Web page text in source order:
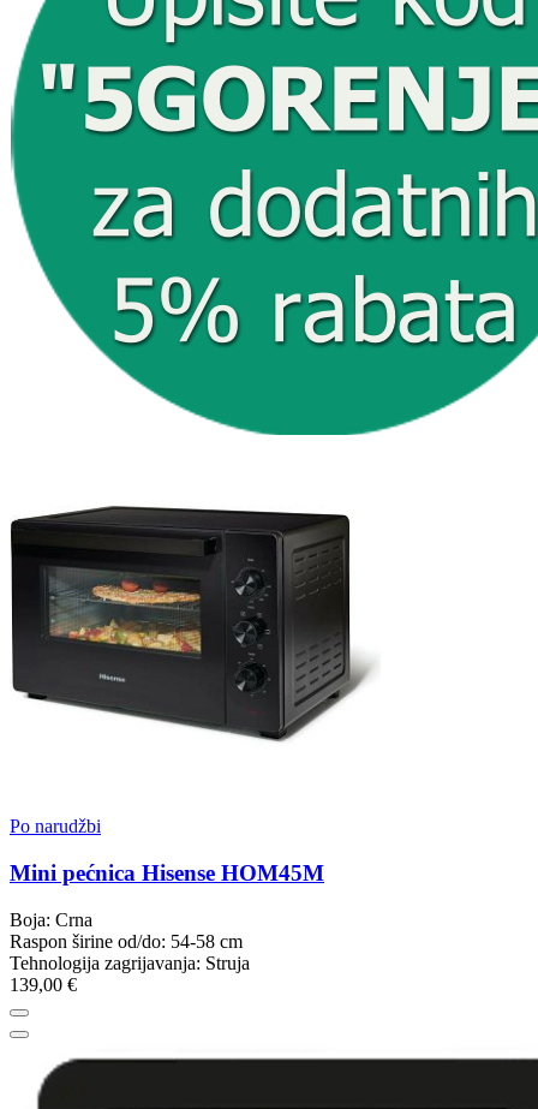
Po narudžbi
Mini pećnica Hisense HOM45M
Boja: Crna
Raspon širine od/do: 54-58 cm
Tehnologija zagrijavanja: Struja
139,00 €